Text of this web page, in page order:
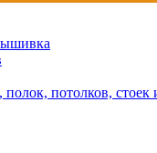
потолков, стоек